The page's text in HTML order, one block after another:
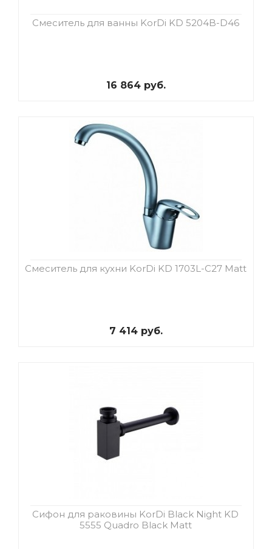
Смеситель для ванны KorDi KD 5204B-D46
16 864 руб.
Смеситель для кухни KorDi KD 1703L-C27 Matt
7 414 руб.
Сифон для раковины KorDi Black Night KD
5555 Quadro Black Matt